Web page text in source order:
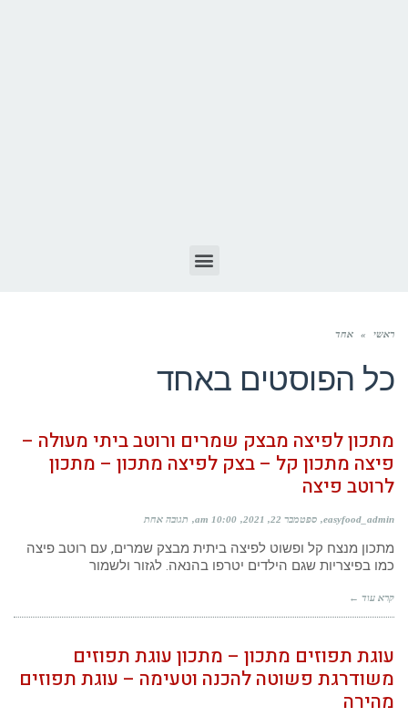
ראשי » אחד
כל הפוסטים באחד
מתכון לפיצה מבצק שמרים ורוטב ביתי מעולה –
פיצה מתכון קל – בצק לפיצה מתכון – מתכון
לרוטב פיצה
easyfood_admin ספטמבר 22, 2021 10:00 am תגובה אחת
מתכון מנצח קל ופשוט לפיצה ביתית מבצק שמרים, עם רוטב פיצה
כמו בפיצריות שגם הילדים יטרפו בהנאה. לגזור ולשמור
קרא עוד ←
עוגת תפוזים מתכון – מתכון עוגת תפוזים
משודרגת פשוטה להכנה וטעימה – עוגת תפוזים
מהירה